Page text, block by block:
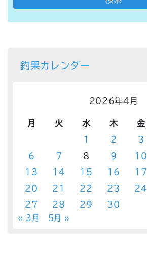
釣果カレンダー
2026年4月
月 火 水 木 金
1
2 3
6
7 8 9 10
13
14 15 16 17
20
21 22 23 24
27
28 29 30
« 3月 5月 »